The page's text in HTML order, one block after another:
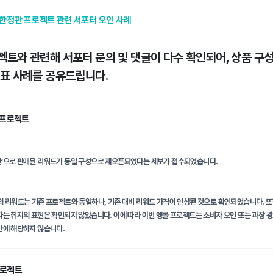
판 프로젝트 관련 서포터 오인 사례
트와 관련해 서포터 문의 및 댓글이 다수 확인되어, 상품 구
사례를 공유드립니다.
로젝트
으로 판매된 리워드가 동일 구성으로 재오픈되었다는 제보가 접수되었습니다.
리워드는 기존 프로젝트와 동일하나, 기존 대비 리워드 가격이 인상된 것으로 확인되었습니다.
는 취지의 표현은 확인되지 않았습니다. 이에 따라 이번 앵콜 프로젝트는 소비자 오인 또는 과장
에 해당하지 않습니다.
젝트